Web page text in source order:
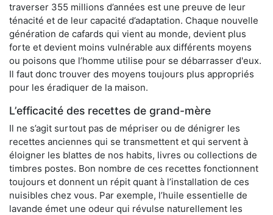
traverser 355 millions d’années est une preuve de leur
ténacité et de leur capacité d’adaptation. Chaque nouvelle
génération de cafards qui vient au monde, devient plus
forte et devient moins vulnérable aux différents moyens
ou poisons que l’homme utilise pour se débarrasser d'eux.
Il faut donc trouver des moyens toujours plus appropriés
pour les éradiquer de la maison.
L’efficacité des recettes de grand-mère
Il ne s’agit surtout pas de mépriser ou de dénigrer les
recettes anciennes qui se transmettent et qui servent à
éloigner les blattes de nos habits, livres ou collections de
timbres postes. Bon nombre de ces recettes fonctionnent
toujours et donnent un répit quant à l’installation de ces
nuisibles chez vous. Par exemple, l’huile essentielle de
lavande émet une odeur qui révulse naturellement les